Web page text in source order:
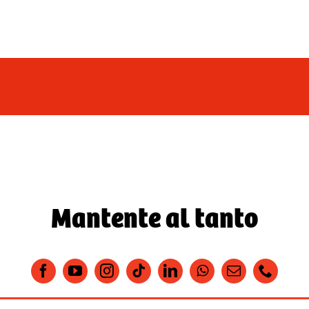
Mantente al tanto